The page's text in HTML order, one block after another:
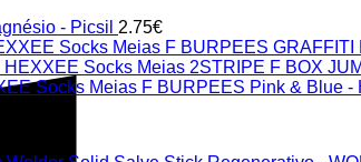
- Picsil 2.75€
Meias F BURPEES
Meias 2STRIPE F BOX
Meias F BURPEES Pink & Blue -